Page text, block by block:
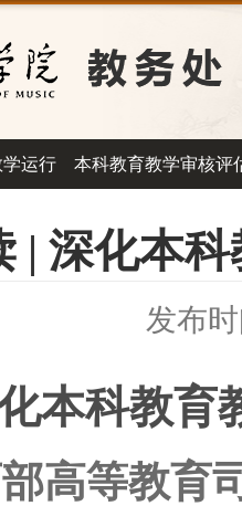
学运行 本科教育教学审核评
| 深化本
发布
本科教育
高等教育